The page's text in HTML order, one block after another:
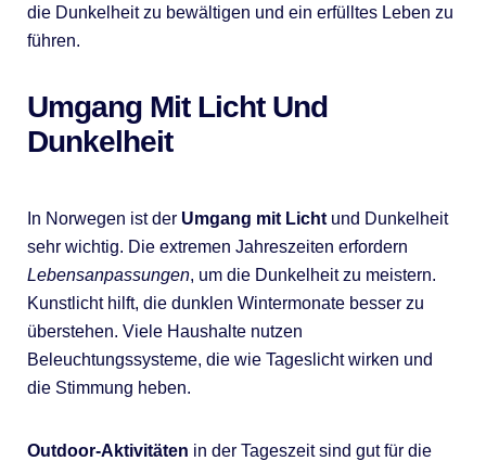
die Dunkelheit zu bewältigen und ein erfülltes Leben zu
führen.
Umgang Mit Licht Und
Dunkelheit
In Norwegen ist der Umgang mit Lichtund Dunkelheit
sehr wichtig. Die extremen Jahreszeiten erfordern
Lebensanpassungen, um die Dunkelheit zu meistern.
Kunstlicht hilft, die dunklen Wintermonate besser zu
überstehen. Viele Haushalte nutzen
Beleuchtungssysteme, die wie Tageslicht wirken und
die Stimmung heben.
Outdoor-Aktivitäten in der Tageszeit sind gut für die